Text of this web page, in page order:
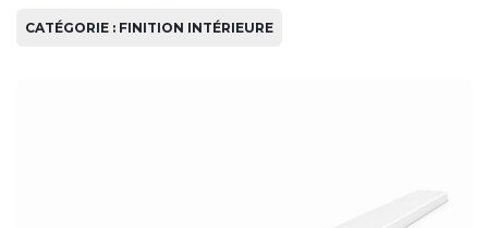
CATÉGORIE : FINITION INTÉRIEURE